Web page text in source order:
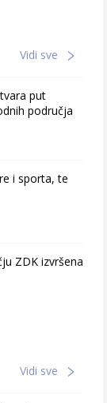
Vidi sve
put
područja
i sporta, te
ZDK izvršena
Vidi sve